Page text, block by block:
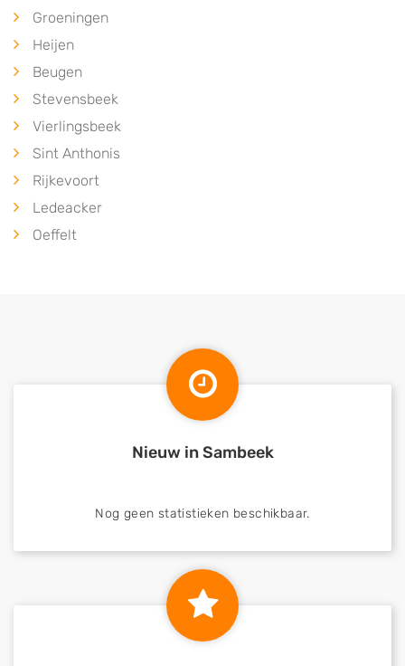
Groeningen
Heijen
Beugen
Stevensbeek
Vierlingsbeek
Sint Anthonis
Rijkevoort
Ledeacker
Oeffelt
Nieuw in Sambeek
Nog geen statistieken beschikbaar.